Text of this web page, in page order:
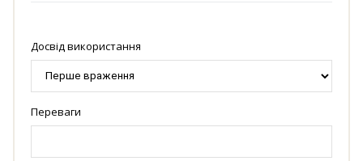
Досвід використання
Переваги